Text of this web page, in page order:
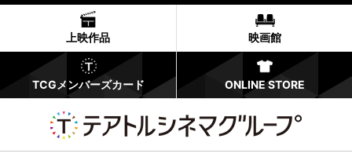
上映作品 映画館
TCGメンバーズカード ONLINE STORE